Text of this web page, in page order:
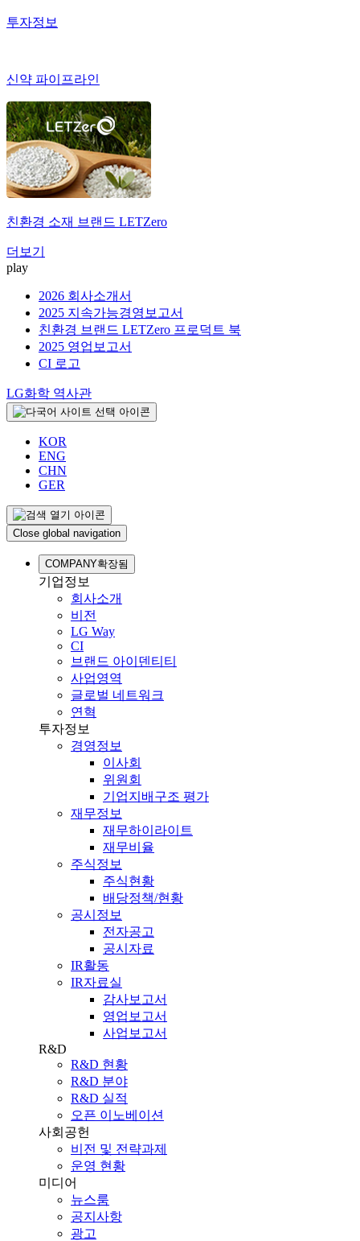
투자정보
신약 파이프라인
친환경 소재 브랜드 LETZero
더보기
play
2026 회사소개서
2025 지속가능경영보고서
친환경 브랜드 LETZero 프로덕트 북
2025 영업보고서
CI 로고
LG화학 역사관
KOR
ENG
CHN
GER
Close global navigation
COMPANY확장됨
기업정보
회사소개
비전
LG Way
CI
브랜드 아이덴티티
사업영역
글로벌 네트워크
연혁
투자정보
경영정보
이사회
위원회
기업지배구조 평가
재무정보
재무하이라이트
재무비율
주식정보
주식현황
배당정책/현황
공시정보
전자공고
공시자료
IR활동
IR자료실
감사보고서
영업보고서
사업보고서
R&D
R&D 현황
R&D 분야
R&D 실적
오픈 이노베이션
사회공헌
비전 및 전략과제
운영 현황
미디어
뉴스룸
공지사항
광고